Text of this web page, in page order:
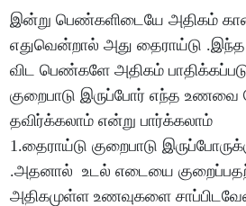
இன்று பெண்களிடையே அதிகம்
எதுவென்றால் அது தைராய்டு
விட பெண்களே அதிகம்
குறைபாடு இருப்போர் எந்த உணவை
தவிர்க்கலாம் என்று பார்க்கலாம்
1.தைராய்டு குறைபாடு
.அதனால் உடல் எடையை
அதிகமுள்ள உணவுகளை